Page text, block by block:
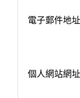
電子郵件地址
個人網站網址